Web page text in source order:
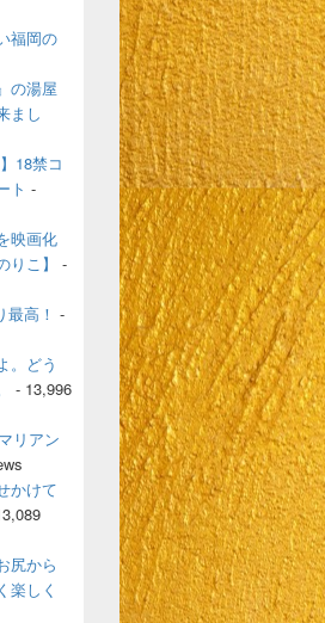
福岡の
の湯屋
まし
18禁コ
ト -
映画化
こ】
-
高！ -
。どう
- 13,996
リアン
かけて
尻から
楽しく